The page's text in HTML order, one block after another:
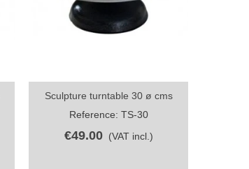
Quick view
Sculpture turntable 30 ø cms
Reference: TS-30
€49.00 (VAT incl.)